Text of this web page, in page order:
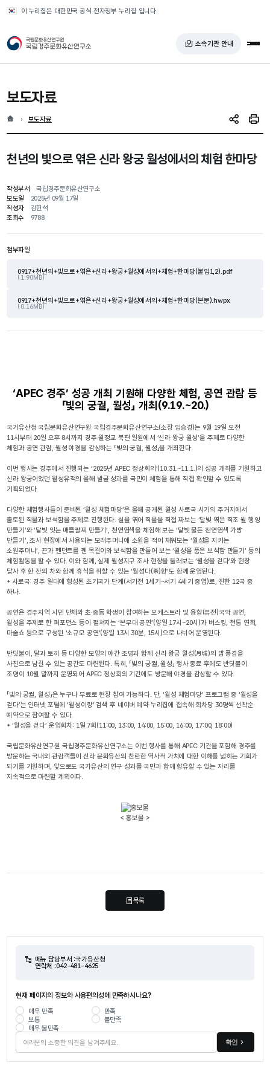
이 누리집은 대한민국 공식 전자정부 누리집 입니다.
국가유산청 국립경주문화유산연구소 소속기관 안내 전
보도자료
홈 현재 위치
보도자료 SNS 공유인쇄
천년의 빛으로 엮은 신라 왕궁 월성에서의 체험 한마당
작성부서
국립경주문화유산연구소
보도일
2025년 09월 17일
작성자
김헌석
조회수
9788
첨부파일
0917+천년의+빛으로+엮은+신라+왕궁+월성에서의+체험+한마당(붙임1,2).pdf
( 1.90MB)
0917+천년의+빛으로+엮은+신라+왕궁+월성에서의+체험+한마당(본문).hwpx
( 0.16MB)
‘APEC 경주’ 성공 개최 기원해 다양한 체험, 공연 관람 등
「빛의 궁궐, 월성」 개최(9.19.~20.)
국가유산청 국립문화유산연구원 국립경주문화유산연구소(소장 임승경)는 9월 19일 오전
11시부터 20일 오후 8시까지 경주 월정교 북편 일원에서 ‘신라 왕궁 월성’을 주제로 다양한
체험과 공연 관람, 월성 야경을 감상하는 「빛의 궁궐, 월성」을 개최한다.
이번 행사는 경주에서 진행되는 ‘2025년 APEC 정상회의’(10.31.~11.1.)의 성공 개최를 기원하고
신라 왕궁이었던 월성유적의 올해 발굴 성과를 국민이 체험을 통해 직접 확인할 수 있도록
기획되었다.
다양한 체험행사들이 준비된 ‘월성 체험마당’은 올해 공개된 월성 사로국 시기의 주거지에서
출토된 직물과 보석함을 주제로 진행된다. 실을 엮어 직물을 직접 짜보는 ‘달빛 엮은 직조 월 행잉
만들기’와 ‘달빛 잇는 매듭팔찌 만들기’, 천연염색을 체험해 보는 ‘달빛 물든 천연염색 가방
만들기’, 조사 현장에서 사용되는 모래주머니에 소원을 적어 채워보는 ‘월성을 지키는
소원주머니’, 끈과 펜던트를 꿴 목걸이와 보석함을 만들어 보는 ‘월성을 품은 보석함 만들기’ 등의
체험활동을 할 수 있다. 이와 함께, 실제 월성지구 조사 현장을 둘러보는 ‘월성을 걷다’와 현장
답사 후 한 잔의 차와 함께 휴식을 취할 수 있는 ‘월성다(茶)향’도 함께 운영된다.
* 사로국: 경주 일대에 형성된 초기국가 단계(서기전 1세기~서기 4세기 중엽)로, 진한 12국 중
하나.
공연은 경주지역 시민 단체와 초·중등 학생이 참여하는 오케스트라 및 융합(퓨전)국악 공연,
월성을 주제로 한 퍼포먼스 등이 펼쳐지는 ‘본무대 공연’(양일 17시~20시)과 버스킹, 전통 연희,
마술쇼 등으로 구성된 ‘소규모 공연’(양일 13시 30분, 15시)으로 나뉘어 운영된다.
반딧불이, 달과 토끼 등 다양한 모양의 야간 조명과 함께 신라 왕궁 월성(月城)의 밤 풍경을
사진으로 남길 수 있는 공간도 마련된다. 특히, 「빛의 궁궐, 월성」 행사 종료 후에도 반딧불이
조명이 10월 말까지 운영되어 APEC 정상회의 기간에도 방문해 야경을 감상할 수 있다.
「빛의 궁궐, 월성」은 누구나 무료로 현장 참여 가능하다. 단, ‘월성 체험마당’ 프로그램 중 ‘월성을
걷다’는 인터넷 포털에 ‘월성이랑’ 검색 후 네이버 예약 누리집에 접속해 회차당 30명씩 선착순
예약으로 참여할 수 있다.
* ‘월성을 걷다’ 운영회차: 1일 7회(11:00, 13:00, 14:00, 15:00, 16:00, 17:00, 18:00)
국립문화유산연구원 국립경주문화유산연구소는 이번 행사를 통해 APEC 기간을 포함해 경주를
방문하는 국내외 관람객들이 신라 문화유산의 찬란한 역사적 가치에 대한 이해를 넓히는 기회가
되기를 기원하며, 앞으로도 국가유산의 연구 성과를 국민과 함께 향유할 수 있는 자리를
지속적으로 마련할 계획이다.
< 홍보물 >
목록
메뉴 담당부서 :국가유산청
연락처 :042-481-4625
현재 페이지의 정보와 사용편의성에 만족하시나요?
매우 만족
만족
보통
불만족
매우 불만족
확인